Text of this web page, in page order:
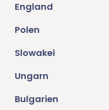
England
Polen
Slowakei
Ungarn
Bulgarien